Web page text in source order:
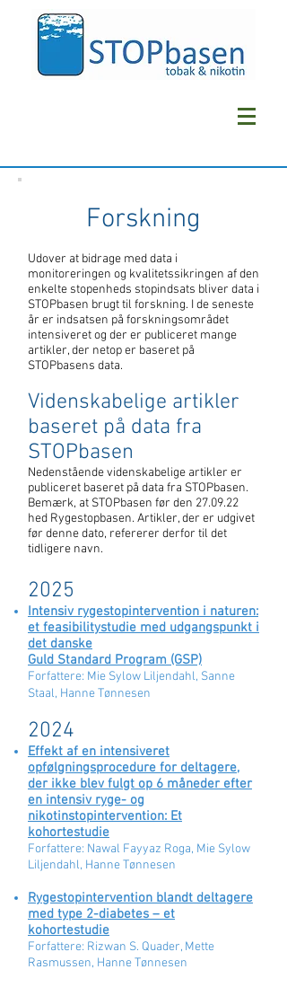
Forskning
Udover at bidrage med data i
monitoreringen og kvalitetssikringen af den
enkelte stopenheds stopindsats bliver data i
STOPbasen brugt til forskning. I de seneste
år er indsatsen på forskningsområdet
intensiveret og der er publiceret mange
artikler, der netop er baseret på
STOPbasens data.
Videnskabelige artikler
baseret på data fra
STOPbasen
Nedenstående videnskabelige artikler er
publiceret baseret på data fra STOPbasen.
Bemærk, at STOPbasen før den 27.09.22
hed Rygestopbasen. Artikler, der er udgivet
før denne dato, refererer derfor til det
tidligere navn.
2025
Intensiv rygestopintervention i naturen:
et feasibilitystudie med udgangspunkt i
det danske
Guld Standard Program (GSP)
Forfattere: Mie Sylow Liljendahl, Sanne
Staal, Hanne Tønnesen
2024
Effekt af en intensiveret
opfølgningsprocedure for deltagere,
der ikke blev fulgt op 6 måneder efter
en intensiv ryge- og
nikotinstopintervention: Et
kohortestudie
​Forfattere: Nawal Fayyaz Roga, Mie Sylow
Liljendahl, Hanne Tønnesen
Rygestopintervention blandt deltagere
med type 2-diabetes – et
kohortestudie
Forfattere: Rizwan S. Quader, Mette
Rasmussen, Hanne Tønnesen